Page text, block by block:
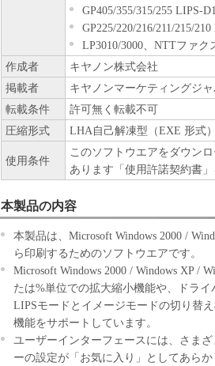
GP405/355/315/255 LIPS-D1
GP225/220/216/211/215/
LP3010/3000、NTTファク
作成者
キヤノン株式会社
掲載者
キヤノンマーケティングジ
転載条件
許可無く転載不可
圧縮形式
LHA自己解凍型（EXE 形式）
使用条件
このソフトウエアをダウン
あります「使用許諾契約書
本製品の内容
本製品は、Microsoft Windows 2000 /
ら印刷するためのソフトウエアです。
Microsoft Windows 2000 / Windows XP /
たは%単位での拡大縮小機能や、ドラ
LIPSモードとイメージモードの切り替
機能をサポートしています。
ユーザーインターフェースには、さま
ーの設定が「お気に入り」としてあらか